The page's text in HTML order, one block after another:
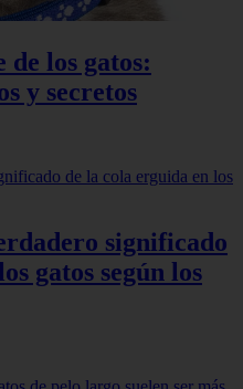
los gatos:
y secretos
significado
gatos según los